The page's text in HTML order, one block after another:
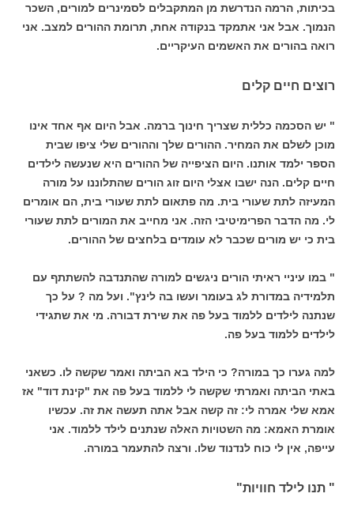
בכיתות, הרמה הנדרשת מן המתקבלים לסמינרים למורים, השכר
הנמוך. אבל אני אתמקד בנקודה אחת, תרומת ההורים למצב. אני
רואה בהורים את האשמים העיקריים.
רוצים חיים קלים
" יש הסכמה כללית שצריך חינוך ברמה. אבל היום אף אחד אינו
מוכן לשלם את המחיר. ההורים שלך וההורים שלי ציפו שבית
הספר ילמד אותנו. היום הציפייה של ההורים היא שנעשה לילדים
חיים קלים. הנה ישבו אצלי היום זוג הורים שהתלוננו על מורה
המעיזה לתת שעורי בית. מה פתאום לתת שעורי בית, הם אומרים
לי. מה הדבר הפרימיטיבי הזה. אני מחייב את המורים לתת שעורי
בית כי יש מורים שכבר לא עומדים בלחצים של ההורים.
" במו עיניי ראיתי הורים ניגשים למורה שהתנדבה להשתתף עם
תלמידיה במדורת לג בעומר ועשו בה לינץ". ועל מה ? על כך
שנתנה לילדים ללמוד בעל פה את שירת דבורה. מי את שתגידי
לילדים ללמוד בעל פה.
למה גערו כך במורה? כי הילד בא הביתה ואמר שקשה לו. כשאני
באתי הביתה ואמרתי שקשה לי ללמוד בעל פה את "קינת דוד" אז
אמא שלי אמרה לי: זה קשה אבל אתה תעשה את זה. עכשיו
אומרת האמא: מה השטויות האלה שנתנים לילד ללמוד. אני
עייפה, אין לי כוח לנדנוד שלו. ורצה להתעמר במורה.
" תנו לילד חוויות"